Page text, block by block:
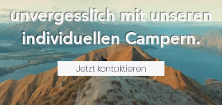
unvergesslich mit unseren
individuellen Campern.
Jetzt kontaktieren